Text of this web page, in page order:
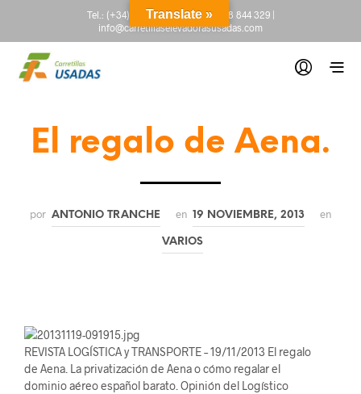
Tel.: (+34) 665 845 222-(+34) 918 844 329|
info@carretillaselevadorasusadas.com
El regalo de Aena.
por ANTONIO TRANCHE en 19 NOVIEMBRE, 2013 en
VARIOS
REVISTA LOGÍSTICA y TRANSPORTE – 19/11/2013 El regalo
de Aena. La privatización de Aena o cómo regalar el
dominio aéreo español barato. Opinión del Logístico
Translate »